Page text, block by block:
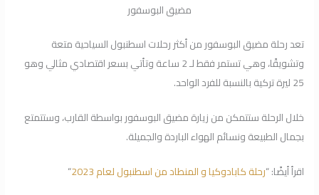
مضيق البوسفور
تعد رحلة مضيق البوسفور من أكثر رحلات اسطنبول السياحية متعة
وتشويقًا، وهي تستمر فقط لـ 2 ساعة وتأتي بسعر اقتصادي مثالي وهو
25 ليرة تركية بالنسبة للفرد الواحد.
خلال الرحلة ستتمكن من زيارة مضيق البوسفور بواسطة القارب، وستتمتع
بجمال الطبيعة ونسائم الهواء الباردة والجميلة.
اقرأ أيضًا: “رحلة كابادوكيا و المنطاد من اسطنبول لعام 2023 “